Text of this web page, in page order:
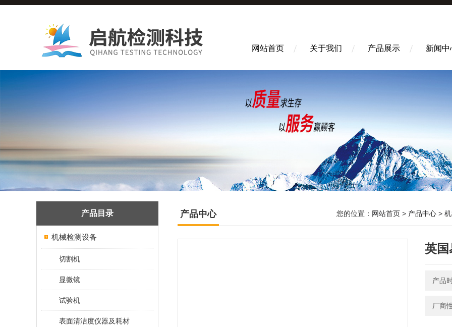
网站首页 关于我们 产品展示 新闻中
产品目录
机械检测设备
切割机
显微镜
试验机
表面清洁度仪器及耗材
产品中心 您的位置： 网站首页 > 产品中心 >
英国
产品
厂商